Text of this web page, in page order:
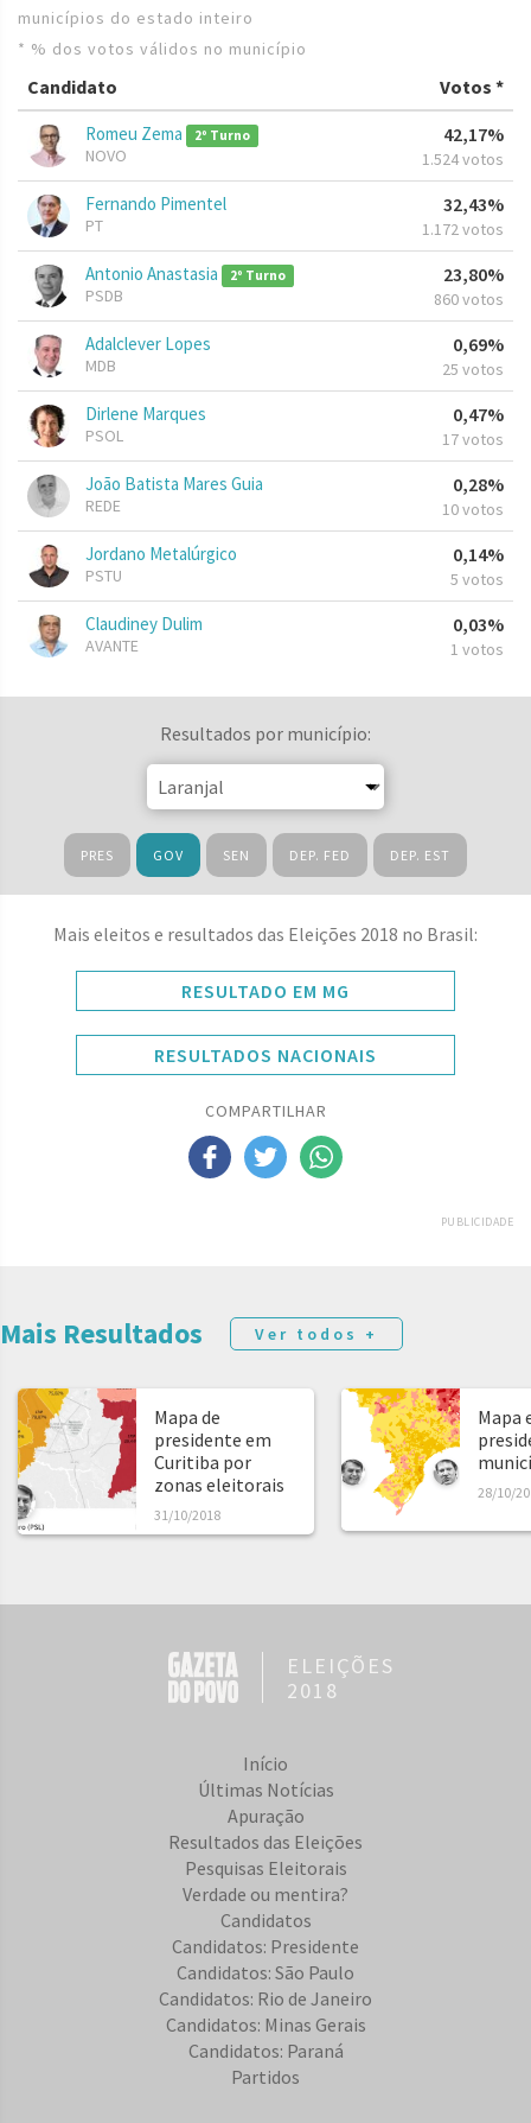
municípios do estado inteiro
* % dos votos válidos no município
Candidato Votos *
Romeu Zema 2º Turno
NOVO
42,17%
1.524 votos
Fernando Pimentel
PT
32,43%
1.172 votos
Antonio Anastasia 2º Turno
PSDB
23,80%
860 votos
Adalclever Lopes
MDB
0,69%
25 votos
Dirlene Marques
PSOL
0,47%
17 votos
João Batista Mares Guia
REDE
0,28%
10 votos
Jordano Metalúrgico
PSTU
0,14%
5 votos
Claudiney Dulim
AVANTE
0,03%
1 votos
Resultados por município:
PRES GOV SEN DEP. FED DEP. EST
Mais eleitos e resultados das Eleições 2018 no Brasil:
RESULTADO EM MG
RESULTADOS NACIONAIS
COMPARTILHAR
PUBLICIDADE
Mais Resultados Ver todos +
Mapa de
presidente em
Curitiba por
zonas eleitorais
31/10/2018
Mapa
28/10/
ELEIÇÕES
2018
Início
Últimas Notícias
Apuração
Resultados das Eleições
Pesquisas Eleitorais
Verdade ou mentira?
Candidatos
Candidatos: Presidente
Candidatos: São Paulo
Candidatos: Rio de Janeiro
Candidatos: Minas Gerais
Candidatos: Paraná
Partidos